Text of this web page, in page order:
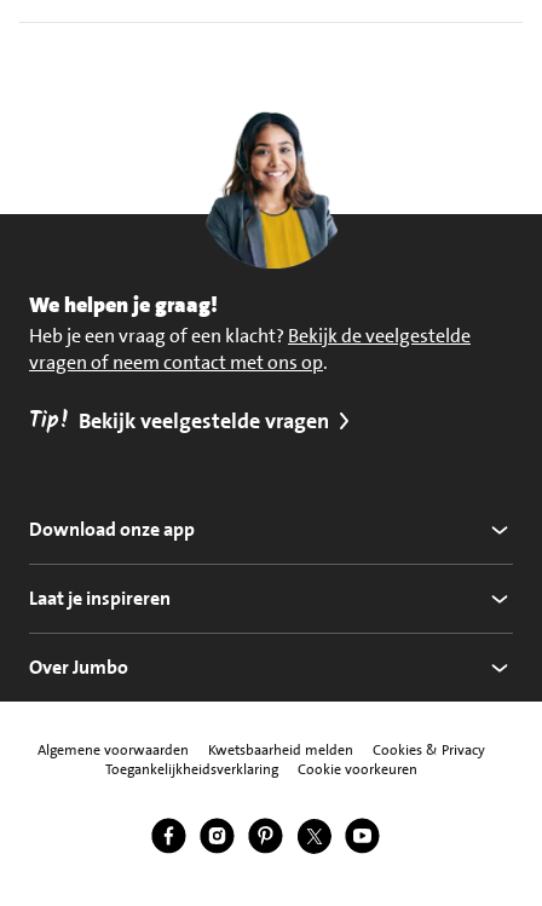
We helpen je graag!
Heb je een vraag of een klacht? Bekijk de veelgestelde
vragen of neem contact met ons op.
Tip! Bekijk veelgestelde vragen
Download onze app
Laat je inspireren
Over Jumbo
Algemene voorwaarden Kwetsbaarheid melden
Cookies & Privacy
Toegankelijkheidsverklaring
Cookie voorkeuren
Volg ons
Jumbo Facebook
Jumbo Instagram
Jumbo Pinterest
Jumbo Twitter
Jumbo YouTube